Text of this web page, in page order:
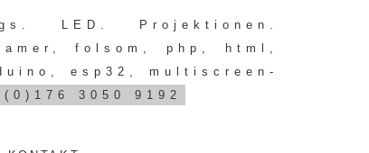
LED. Projektionen.
folsom, php, html,
esp32, multiscreen-
3050 9192